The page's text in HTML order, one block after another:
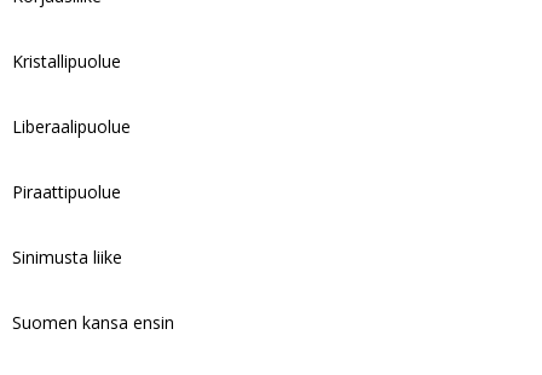
Kristallipuolue
Liberaalipuolue
Piraattipuolue
Sinimusta liike
Suomen kansa ensin